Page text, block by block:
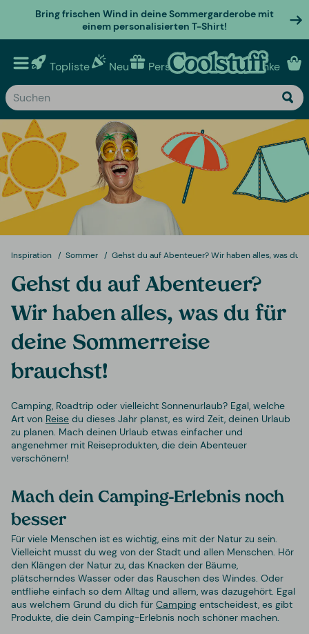
Bring frischen Wind in deine Sommergarderobe mit
einem personalisierten T-Shirt!
Topliste Neu Personalisierte geschenke
Inspiration Sommer Gehst du auf Abenteuer? Wir haben alles, was du
Gehst du auf Abenteuer?
Wir haben alles, was du für
deine Sommerreise
brauchst!
Camping, Roadtrip oder vielleicht Sonnenurlaub? Egal, welche
Art von Reise du dieses Jahr planst, es wird Zeit, deinen Urlaub
zu planen. Mach deinen Urlaub etwas einfacher und
angenehmer mit Reiseprodukten, die dein Abenteuer
verschönern!
Mach dein Camping-Erlebnis noch
besser
Für viele Menschen ist es wichtig, eins mit der Natur zu sein.
Vielleicht musst du weg von der Stadt und allen Menschen. Hör
den Klängen der Natur zu, das Knacken der Bäume,
plätscherndes Wasser oder das Rauschen des Windes. Oder
entfliehe einfach so dem Alltag und allem, was dazugehört. Egal
aus welchem Grund du dich für Camping entscheidest, es gibt
Produkte, die dein Camping-Erlebnis noch schöner machen.